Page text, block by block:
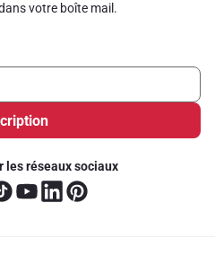
votre boîte mail.
les réseaux sociaux